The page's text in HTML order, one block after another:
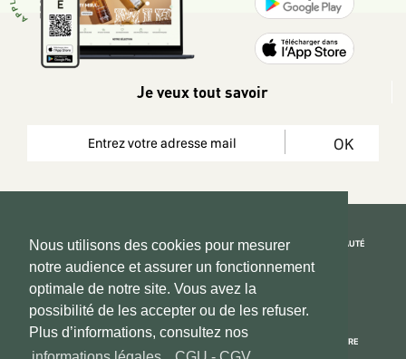
Nous utilisons des cookies pour mesurer
notre audience et assurer un fonctionnement
optimale de notre site. Vous avez la
possibilité de les accepter ou de les refuser.
Plus d’informations, consultez nos
Je veux tout savoir
OK
Copyright 2026 © www.hadeen-place.fr
Based on Kate&You MarketPlace’ solution
REJOIGNEZ LA COMMUNAUTÉ
ESPACE INFORMATIONS
PAIEMENT SÉCURISÉ
NOUS CONNAÎTRE